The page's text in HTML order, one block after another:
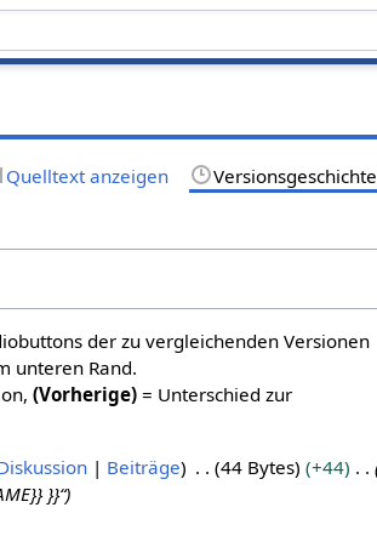
Quelltext anzeigen Versionsgeschichte
der zu vergleichenden Versionen
unteren Rand.
(Vorherige) = Unterschied zur
Beiträge 44 Bytes +44
}}“